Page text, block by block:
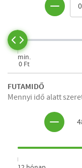
min.
0 Ft
FUTAMIDŐ
Mennyi idő alatt